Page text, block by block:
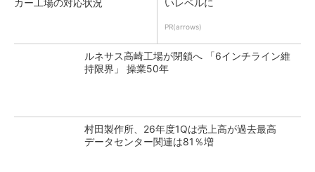
カー工場の対応状況 いレベルに
PR(arrows)
ルネサス高崎工場が閉鎖へ 「6インチライン維
持限界」 操業50年
村田製作所、26年度1Qは売上高が過去最高
データセンター関連は81％増